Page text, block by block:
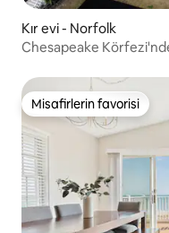
Kır evi - Norfolk
Chesapeake
Misafirlerin favorisi
Misafirlerin favorisi